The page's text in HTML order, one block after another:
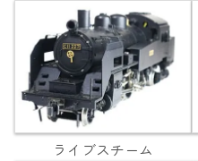
ライブスチーム